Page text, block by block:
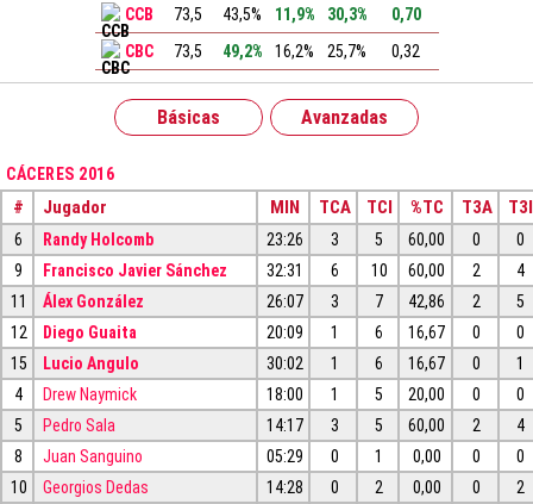
CCB 73,5 43,5% 11,9% 30,3%
0,70
CBC
73,5 49,2% 16,2% 25,7% 0,32
Básicas Avanzadas
CÁCERES 2016
# Jugador MIN TCA TCI %TC T3A T3I
6 Randy Holcomb 23:26 3 5 60,00 0
0
9
Francisco Javier Sánchez 32:31 6 10 60,00 2
4
11
Álex González 26:07 3 7 42,86 2
5
12
Diego Guaita 20:09 1 6 16,67 0
0
15
Lucio Angulo 30:02 1 6 16,67 0
1
4
Drew Naymick 18:00 1 5 20,00 0
0
5
Pedro Sala 14:17 3 5 60,00 2
4
8
Juan Sanguino 05:29 0 1 0,00 0
0
10
Georgios Dedas 14:28 0 2 0,00 0
2